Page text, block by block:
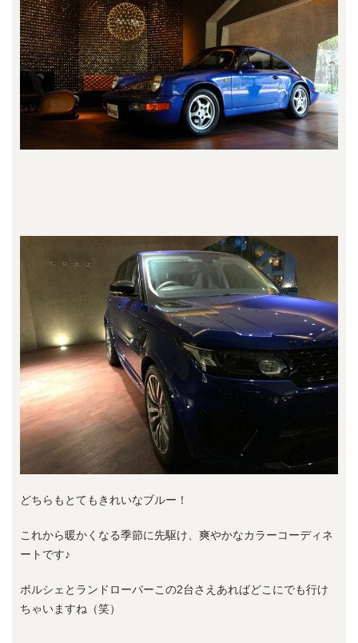
どちらもとてもきれいなブルー！
これから暖かくなる季節に先駆け、爽やかなカラーコーディネ
ートです♪
ポルシェとランドローバーこの2台さえあればどこにでも行け
ちゃいますね（笑）